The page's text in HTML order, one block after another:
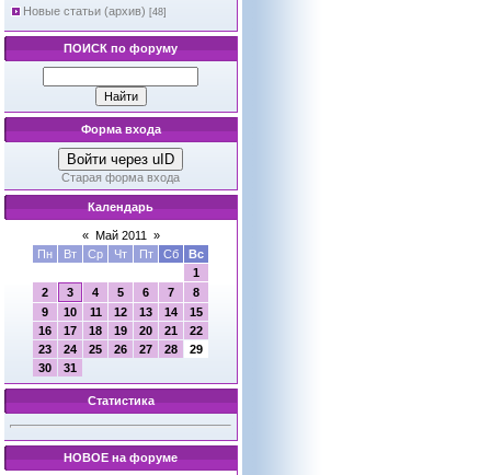
Новые статьи (архив) [48]
ПОИСК по форуму
Форма входа
Войти через uID
Старая форма входа
Календарь
« Май 2011
»
Пн
Вт Ср Чт Пт Сб
Вс
1
2
3 4 5 6 7
8
9
10 11 12 13 14
15
16
17 18 19 20 21
22
23
24 25 26 27 28
29
30
31
Статистика
НОВОЕ на форуме